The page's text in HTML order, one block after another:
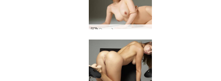
हिनाको नग्न कला जापान